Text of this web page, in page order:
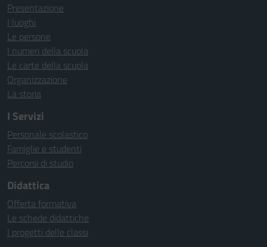
Presentazione
I luoghi
Le persone
I numeri della scuola
Le carte della scuola
Organizzazione
La storia
I Servizi
Personale scolastico
Famiglie e studenti
Percorsi di studio
Didattica
Offerta formativa
Le schede didattiche
I progetti delle classi